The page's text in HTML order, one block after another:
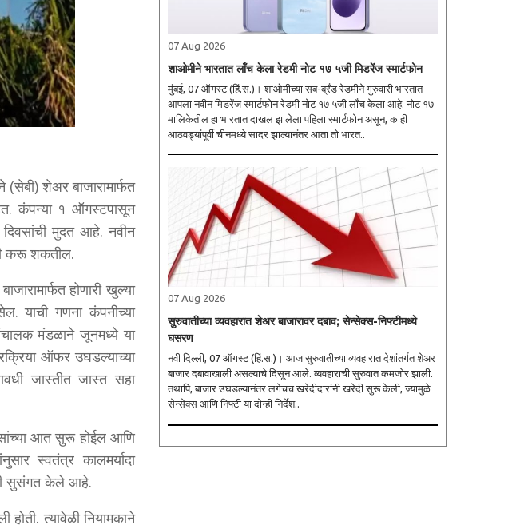
शेअर बाजारामार्फत
कंपन्या १ ऑगस्टपासून
मुदत आहे. नवीन
करू शकतील.
होणारी खुल्या
याची गणना कंपनीच्या
मंडळाने जूनमध्ये या
ऑफर उघडल्याच्या
जास्तीत जास्त सहा
आत सुरू होईल आणि
स्वतंत्र कालमर्यादा
सुसंगत केले आहे.
त्यावेळी नियामकाने
07 Aug 2026
शाओमीने भारतात लाँच केला रेडमी नोट १७ ५जी मिडरेंज स्मार्टफोन
मुंबई, 07 ऑगस्ट (हिं.स.)। शाओमीच्या सब-ब्रँड रेडमीने गुरुवारी भारतात
आपला नवीन मिडरेंज स्मार्टफोन रेडमी नोट १७ ५जी लाँच केला आहे. नोट १७
मालिकेतील हा भारतात दाखल झालेला पहिला स्मार्टफोन असून, काही
आठवड्यांपूर्वी चीनमध्ये सादर झाल्यानंतर आता तो भारत..
07 Aug 2026
सुरुवातीच्या व्यवहारात शेअर बाजारावर दबाव; सेन्सेक्स-निफ्टीमध्ये
घसरण
नवी दिल्ली, 07 ऑगस्ट (हिं.स.)। आज सुरुवातीच्या व्यवहारात देशांतर्गत शेअर
बाजार दबावाखाली असल्याचे दिसून आले. व्यवहाराची सुरुवात कमजोर झाली.
तथापि, बाजार उघडल्यानंतर लगेचच खरेदीदारांनी खरेदी सुरू केली, ज्यामुळे
सेन्सेक्स आणि निफ्टी या दोन्ही निर्देश..